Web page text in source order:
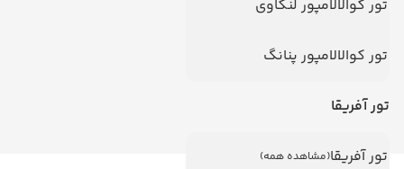
تور کوالالامپور لنکاوی
تور کوالالامپور پنانگ
تور آفریقا
تور آفریقا(مشاهده همه)